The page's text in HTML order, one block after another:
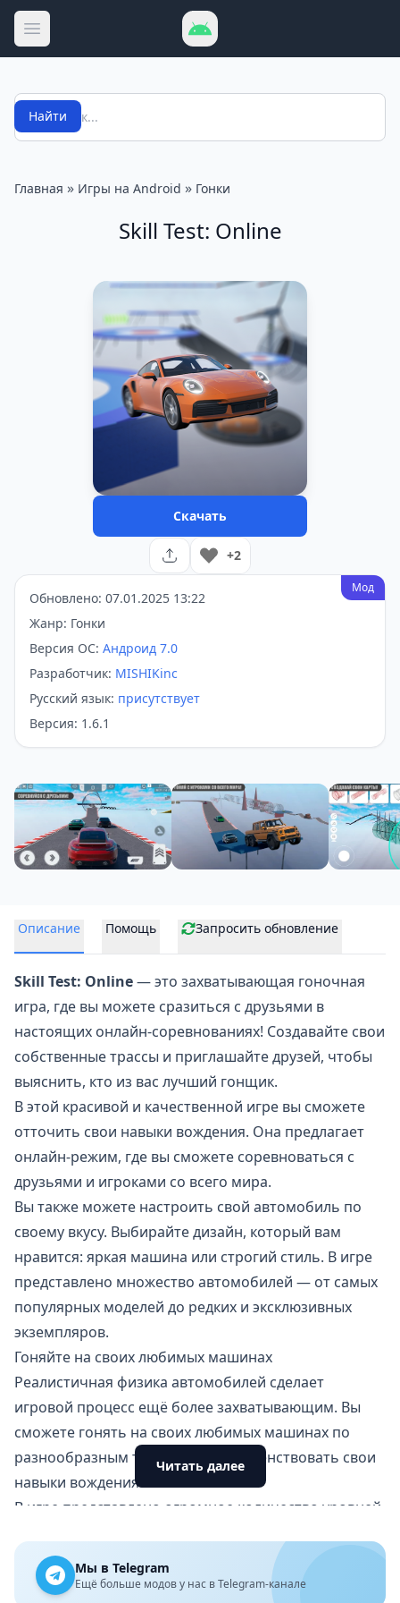
Открыть меню
Поиск
Найти
Главная » Игры на Android » Гонки
Skill Test: Online
Скачать
+2
Мод
Обновлено: 07.01.2025 13:22
Жанр: Гонки
Версия ОС: Андроид 7.0
Разработчик: MISHIKinc
Русский язык: присутствует
Версия: 1.6.1
Описание Помощь Запросить обновление
Skill Test: Online— это захватывающая гоночная
игра, где вы можете сразиться с друзьями в
настоящих онлайн-соревнованиях! Создавайте свои
собственные трассы и приглашайте друзей, чтобы
выяснить, кто из вас лучший гонщик.
В этой красивой и качественной игре вы сможете
отточить свои навыки вождения. Она предлагает
онлайн-режим, где вы сможете соревноваться с
друзьями и игроками со всего мира.
Вы также можете настроить свой автомобиль по
своему вкусу. Выбирайте дизайн, который вам
нравится: яркая машина или строгий стиль. В игре
представлено множество автомобилей — от самых
популярных моделей до редких и эксклюзивных
экземпляров.
Гоняйте на своих любимых машинах
Реалистичная физика автомобилей сделает
игровой процесс ещё более захватывающим. Вы
сможете гонять на своих любимых машинах по
разнообразным трассам и совершенствовать свои
навыки вождения.
В игре представлено огромное количество уровней,
зарабатывать внутреннюю валюту.
Skill Test: Online— это автомобильная игра и
Читать далее
Мы в Telegram
Ещё больше модов у нас в Telegram-канале